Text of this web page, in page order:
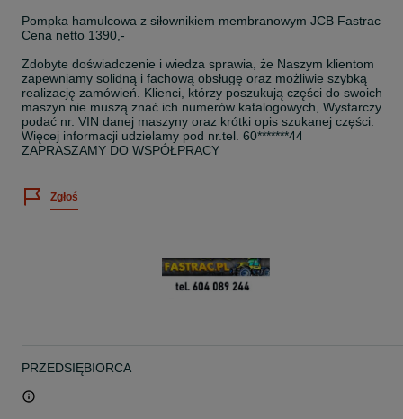
Pompka hamulcowa z siłownikiem membranowym JCB Fastrac
Cena netto 1390,-
Zdobyte doświadczenie i wiedza sprawia, że Naszym klientom
zapewniamy solidną i fachową obsługę oraz możliwie szybką
realizację zamówień. Klienci, którzy poszukują części do swoich
maszyn nie muszą znać ich numerów katalogowych, Wystarczy
podać nr. VIN danej maszyny oraz krótki opis szukanej części.
Więcej informacji udzielamy pod nr.tel. 60*******44
ZAPRASZAMY DO WSPÓŁPRACY
Zgłoś
PRZEDSIĘBIORCA